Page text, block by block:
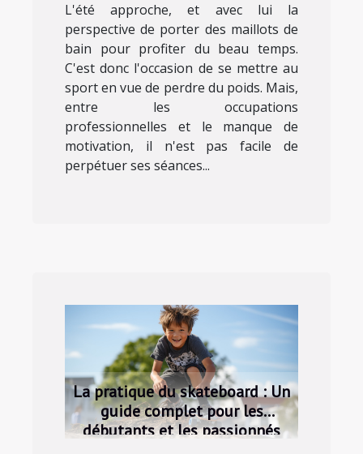
L'été approche, et avec lui la
perspective de porter des maillots de
bain pour profiter du beau temps.
C'est donc l'occasion de se mettre au
sport en vue de perdre du poids. Mais,
entre les occupations
professionnelles et le manque de
motivation, il n'est pas facile de
perpétuer ses séances...
La pratique du skateboard : Un
guide complet pour les
débutants et les passionnés